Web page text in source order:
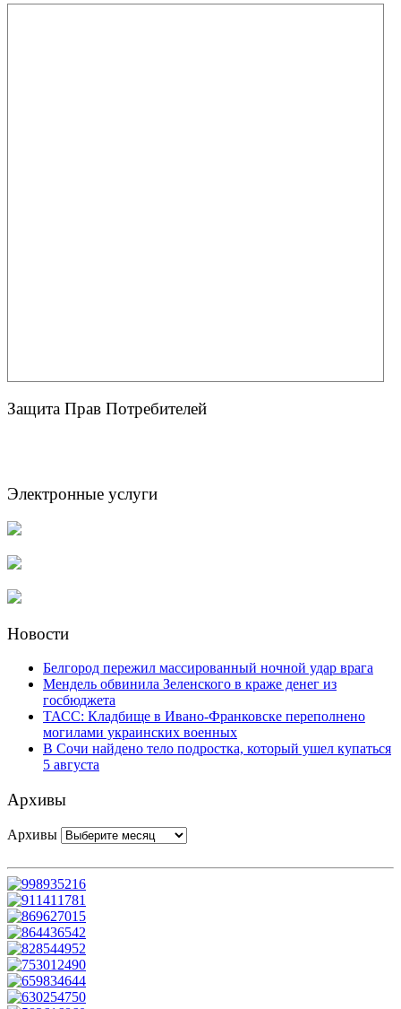
Защита Прав Потребителей
Электронные услуги
Новости
Белгород пережил массированный ночной удар врага
Мендель обвинила Зеленского в краже денег из
госбюджета
ТАСС: Кладбище в Ивано-Франковске переполнено
могилами украинских военных
В Сочи найдено тело подростка, который ушел купаться
5 августа
Архивы
Архивы